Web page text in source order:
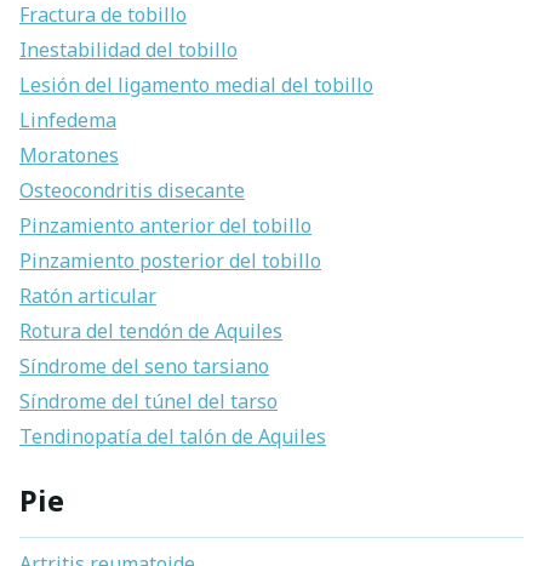
Fractura de tobillo
Inestabilidad del tobillo
Lesión del ligamento medial del tobillo
Linfedema
Moratones
Osteocondritis disecante
Pinzamiento anterior del tobillo
Pinzamiento posterior del tobillo
Ratón articular
Rotura del tendón de Aquiles
Síndrome del seno tarsiano
Síndrome del túnel del tarso
Tendinopatía del talón de Aquiles
Pie